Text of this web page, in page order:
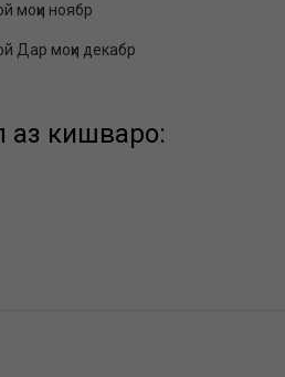
моҳи ноябр
Дар моҳи декабр
кишварҳо: